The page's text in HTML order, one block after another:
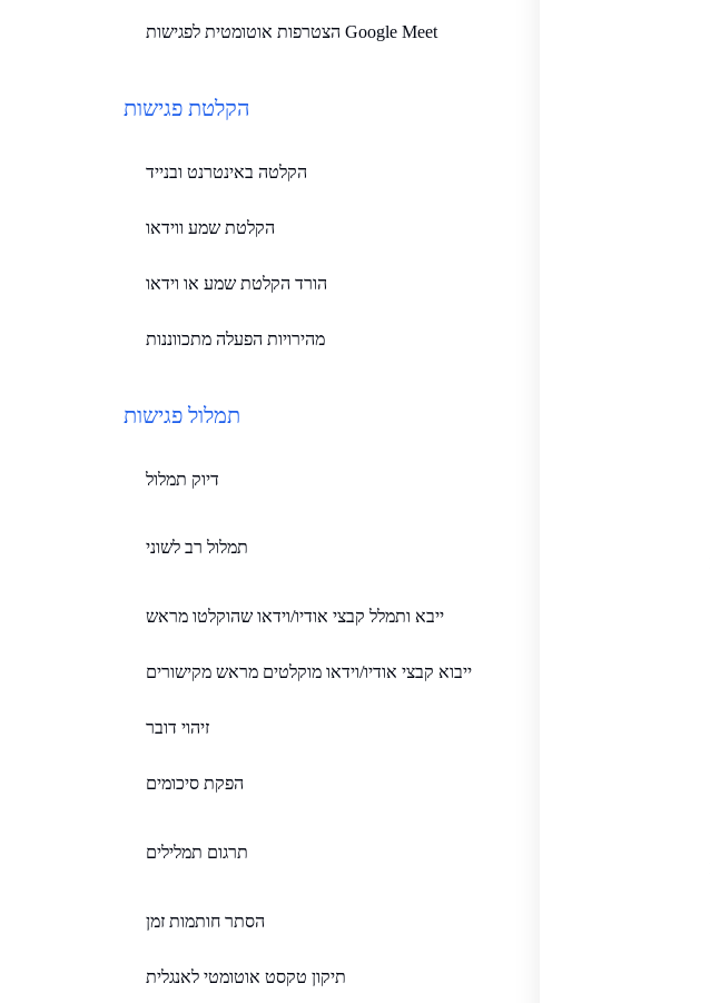
הצטרפות אוטומטית לפגישות Google Meet
הקלטת פגישות
הקלטה באינטרנט ובנייד
הקלטת שמע ווידאו
הורד הקלטת שמע או וידאו
מהירויות הפעלה מתכווננות
תמלול פגישות
דיוק תמלול
תמלול רב לשוני
ייבא ותמלל קבצי אודיו/וידאו שהוקלטו מראש
ייבוא קבצי אודיו/וידאו מוקלטים מראש מקישורים
זיהוי דובר
הפקת סיכומים
תרגום תמלילים
הסתר חותמות זמן
תיקון טקסט אוטומטי לאנגלית